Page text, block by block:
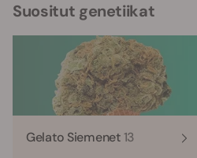
Suositut genetiikat
Gelato Siemenet13